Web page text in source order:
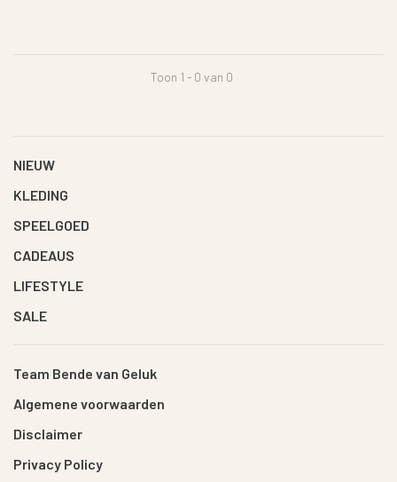
Toon 1 - 0 van 0
NIEUW
KLEDING
SPEELGOED
CADEAUS
LIFESTYLE
SALE
Team Bende van Geluk
Algemene voorwaarden
Disclaimer
Privacy Policy